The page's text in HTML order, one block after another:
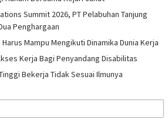
Summit 2026, PT Pelabuhan Tanjung
Penghargaan
Mampu Mengikuti Dinamika Dunia Kerja
Kerja Bagi Penyandang Disabilitas
Bekerja Tidak Sesuai Ilmunya